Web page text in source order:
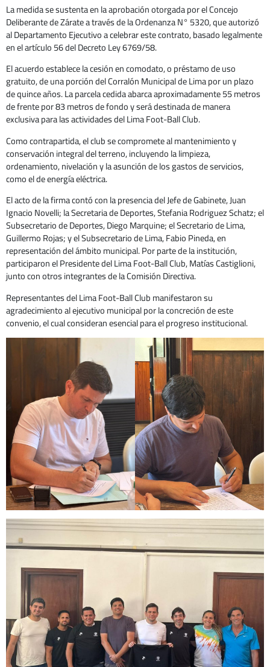
La medida se sustenta en la aprobación otorgada por el Concejo
Deliberante de Zárate a través de la Ordenanza N° 5320, que autorizó
al Departamento Ejecutivo a celebrar este contrato, basado legalmente
en el artículo 56 del Decreto Ley 6769/58.
El acuerdo establece la cesión en comodato, o préstamo de uso
gratuito, de una porción del Corralón Municipal de Lima por un plazo
de quince años. La parcela cedida abarca aproximadamente 55 metros
de frente por 83 metros de fondo y será destinada de manera
exclusiva para las actividades del Lima Foot-Ball Club.
Como contrapartida, el club se compromete al mantenimiento y
conservación integral del terreno, incluyendo la limpieza,
ordenamiento, nivelación y la asunción de los gastos de servicios,
como el de energía eléctrica.
El acto de la firma contó con la presencia del Jefe de Gabinete, Juan
Ignacio Novelli; la Secretaria de Deportes, Stefania Rodriguez Schatz; el
Subsecretario de Deportes, Diego Marquine; el Secretario de Lima,
Guillermo Rojas; y el Subsecretario de Lima, Fabio Pineda, en
representación del ámbito municipal. Por parte de la institución,
participaron el Presidente del Lima Foot-Ball Club, Matías Castiglioni,
junto con otros integrantes de la Comisión Directiva.
Representantes del Lima Foot-Ball Club manifestaron su
agradecimiento al ejecutivo municipal por la concreción de este
convenio, el cual consideran esencial para el progreso institucional.